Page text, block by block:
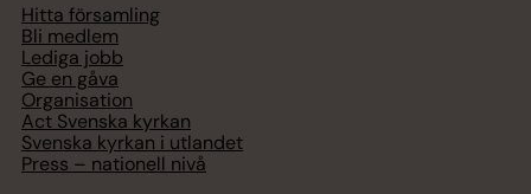
Hitta församling
Bli medlem
Lediga jobb
Ge en gåva
Organisation
Act Svenska kyrkan
Svenska kyrkan i utlandet
Press – nationell nivå